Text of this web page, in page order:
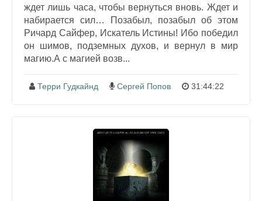
ждет лишь часа, чтобы вернуться вновь. Ждет и
набирается сил… Позабыл, позабыл об этом
Ричард Сайфер, Искатель Истины! Ибо победил
он шимов, подземных духов, и вернул в мир
магию.А с магией возв...
Терри Гудкайнд Сергей Попов 31:44:22